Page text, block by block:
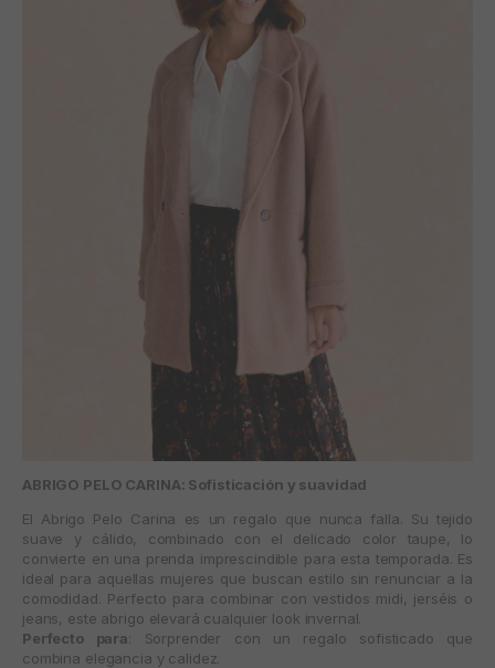
ABRIGO PELO CARINA: Sofisticación y suavidad
El Abrigo Pelo Carina es un regalo que nunca falla. Su tejido
suave y cálido, combinado con el delicado color taupe, lo
convierte en una prenda imprescindible para esta temporada. Es
ideal para aquellas mujeres que buscan estilo sin renunciar a la
comodidad. Perfecto para combinar con vestidos midi, jerséis o
jeans, este abrigo elevará cualquier look invernal.
Perfecto para: Sorprender con un regalo sofisticado que
combina elegancia y calidez.